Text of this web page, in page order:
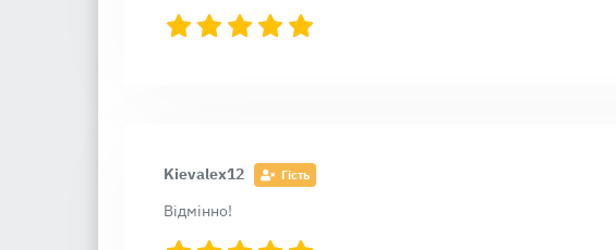
Kievalex12 Гість
Відмінно!